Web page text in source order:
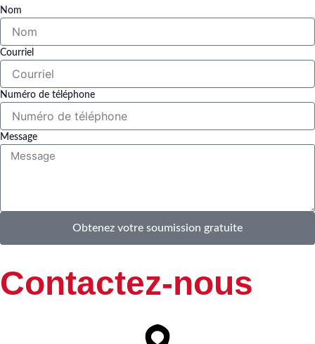
Nom
Courriel
Numéro de téléphone
Message
Obtenez votre soumission gratuite
Contactez-nous